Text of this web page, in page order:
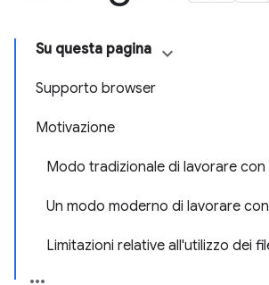
Su questa pagina
Supporto browser
Motivazione
Modo tradizionale di lavorare con
Un modo moderno di lavorare
Limitazioni relative all'utilizzo dei